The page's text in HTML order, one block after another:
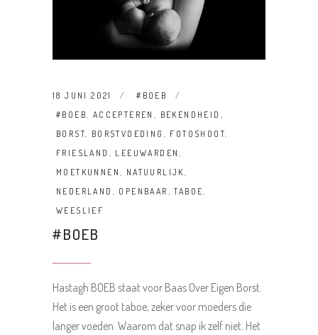
18 JUNI 2021
#BOEB
#BOEB, ACCEPTEREN , BEKENDHEID ,
BORST, BORSTVOEDING , FOTOSHOOT,
FRIESLAND , LEEUWARDEN,
MOETKUNNEN, NATUURLIJK,
NEDERLAND , OPENBAAR ,TABOE,
WEESLIEF
#BOEB
Hastagh BOEB staat voor Baas Over Eigen Borst.
Het is een groot taboe, zeker voor moeders die
langer voeden. Waarom dat snap ik zelf niet. Het